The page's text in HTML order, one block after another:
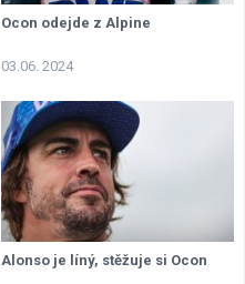
Ocon odejde z Alpine
03.06. 2024
Alonso je líný, stěžuje si Ocon